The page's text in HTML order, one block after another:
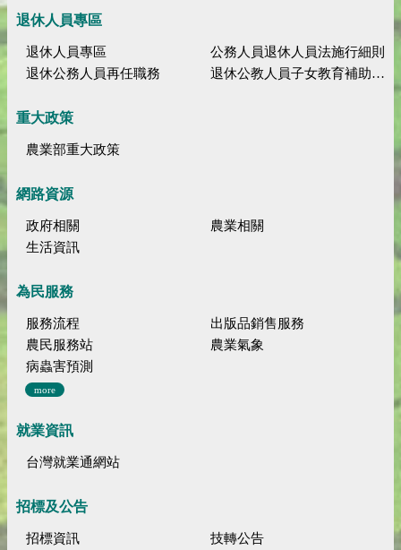
退休人員專區
退休人員專區
公務人員退休人員法施行細則
退休公務人員再任職務
退休公教人員子女教育補助規定
重大政策
農業部重大政策
網路資源
政府相關
農業相關
生活資訊
為民服務
服務流程
出版品銷售服務
農民服務站
農業氣象
病蟲害預測
more
就業資訊
台灣就業通網站
招標及公告
招標資訊 技轉公告